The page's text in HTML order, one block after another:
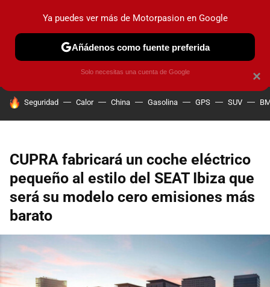
PRUEBAS COCHES ELÉCTRICOS OBSERVATORIO
HOY SE HABLA DE
Seguridad Calor China Gasolina GPS SUV
CUPRA fabricará un coche eléctrico
pequeño al estilo del SEAT Ibiza que
será su modelo cero emisiones más
barato
×
Ya puedes ver más de Motorpasion en Google
Añádenos como fuente preferida
Solo necesitas una cuenta de Google